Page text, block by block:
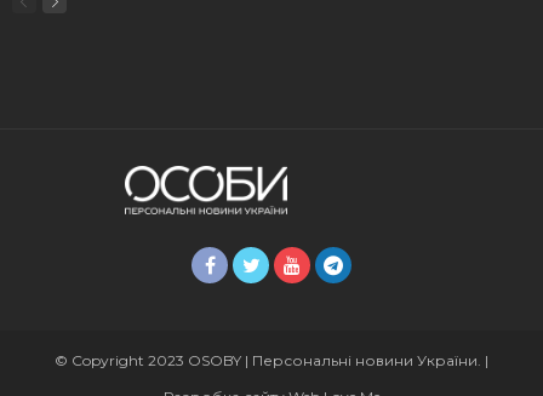
© Copyright 2023 OSOBY | Персональні новини України. |